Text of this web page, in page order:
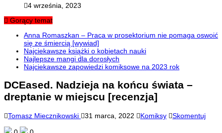
4 września, 2023
Gorący temat
Anna Romaszkan – Praca w prosektorium nie pomaga oswoić
się ze śmiercią [wywiad]
Najciekawsze książki o kobietach nauki
Najlepsze mangi dla dorosłych
Najciekawsze zapowiedzi komiksowe na 2023 rok
DCEased. Nadzieja na końcu świata –
dreptanie w miejscu [recenzja]
Tomasz Miecznikowski 31 marca, 2022 Komiksy Skomentuj